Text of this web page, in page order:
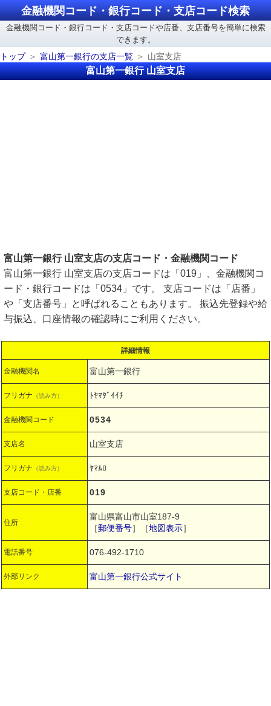
金融機関コード・銀行コード・支店コード検索
金融機関コード・銀行コード・支店コードや店番、支店番号を簡単に検索
できます。
トップ
富山第一銀行の支店一覧 山室支店
富山第一銀行 山室支店
富山第一銀行 山室支店の支店コード・金融機関コード
富山第一銀行 山室支店の支店コードは「019」、金融機関コ
ード・銀行コードは「0534」です。 支店コードは「店番」
や「支店番号」と呼ばれることもあります。 振込先登録や給
与振込、口座情報の確認時にご利用ください。
詳細情報
金融機関名 富山第一銀行
フリガナ （読み方） ﾄﾔﾏﾀﾞｲｲﾁ
金融機関コード 0534
支店名 山室支店
フリガナ （読み方） ﾔﾏﾑﾛ
支店コード・店番 019
住所
富山県富山市山室187-9
［郵便番号］［地図表示］
電話番号 076-492-1710
外部リンク 富山第一銀行公式サイト